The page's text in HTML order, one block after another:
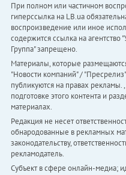
При полном или частичном
гиперссылка на LB.ua
воспроизведение или иное
содержится ссылка на агентство
Группа" запрещено.
Материалы, которые
"Новости компаний" /
публикуются на правах рекламы.
подготовке этого контента и
материалах.
Редакция не несет
обнародованные в рекламных
законодательству,
рекламодатель.
Субъект в сфере онлайн-медиа;